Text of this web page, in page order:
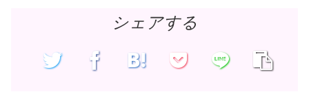
シェアする